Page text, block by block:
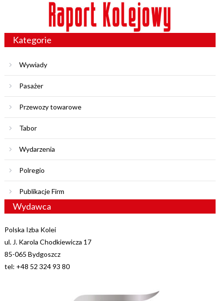
Kategorie
Wywiady
Pasażer
Przewozy towarowe
Tabor
Wydarzenia
Polregio
Publikacje Firm
Wydawca
Polska Izba Kolei
ul. J. Karola Chodkiewicza 17
85-065 Bydgoszcz
tel: +48 52 324 93 80